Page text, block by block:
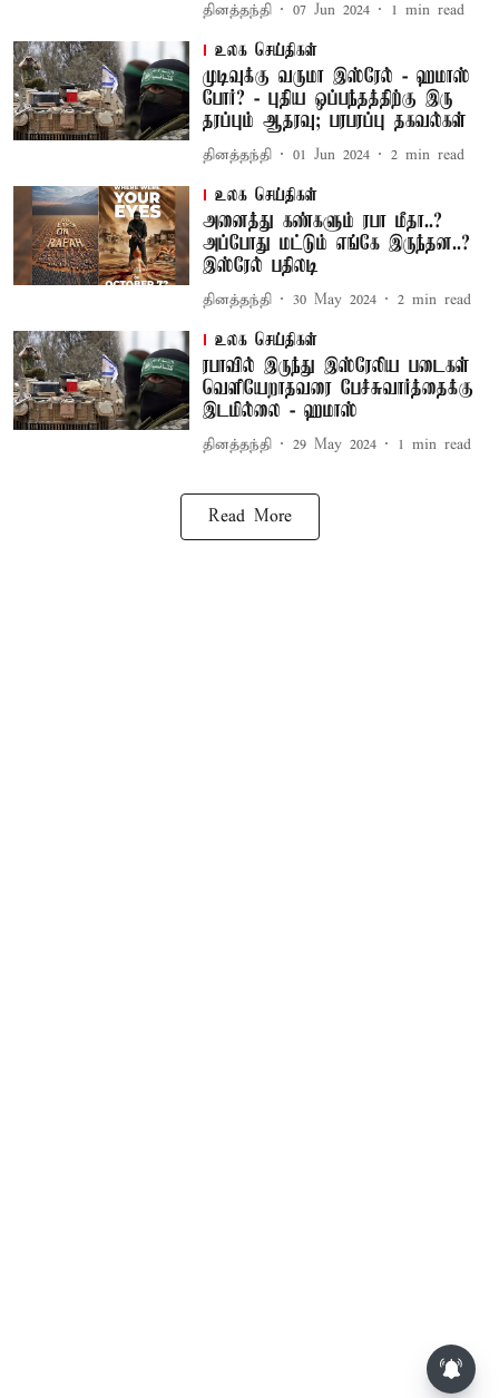
தினத்தந்தி 07 Jun 2024 1 min read
உலக செய்திகள்
முடிவுக்கு வருமா இஸ்ரேல் - ஹமாஸ்
போர்? - புதிய ஒப்பந்தத்திற்கு இரு
தரப்பும் ஆதரவு; பரபரப்பு தகவல்கள்
தினத்தந்தி 01 Jun 2024 2 min read
உலக செய்திகள்
அனைத்து கண்களும் ரபா மீதா..?
அப்போது மட்டும் எங்கே இருந்தன..?
இஸ்ரேல் பதிலடி
தினத்தந்தி 30 May 2024 2 min read
உலக செய்திகள்
ரபாவில் இருந்து இஸ்ரேலிய படைகள்
வெளியேறாதவரை பேச்சுவார்த்தைக்கு
இடமில்லை - ஹமாஸ்
தினத்தந்தி 29 May 2024 1 min read
Read More